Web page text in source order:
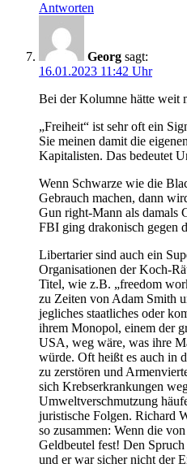
Antworten
Georg sagt:
16.01.2023 11:42 Uhr
Bei der Kolumne hätte weit
„Freiheit“ ist sehr oft ein
Sie meinen damit die
Kapitalisten. Das bedeutet
Wenn Schwarze wie die
Gebrauch machen, dann
Gun right-Mann als damals
FBI ging drakonisch gegen
Libertarier sind auch ein
Organisationen der Koch-
Titel, wie z.B. „freedom
zu Zeiten von Adam Smith
jegliches staatliches oder
ihrem Monopol, einem der
USA, weg wäre, was ihre
würde. Oft heißt es auch in
zu zerstören und
sich Krebserkrankungen
Umweltverschmutzung
juristische Folgen. Richard
so zusammen: Wenn die
Geldbeutel fest! Den
und er war sicher nicht der